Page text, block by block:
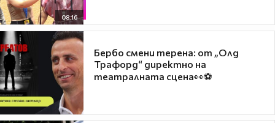
08:16
Бербо смени терена: от „Олд
Трафорд“ директно на
театралната сцена👀⚽